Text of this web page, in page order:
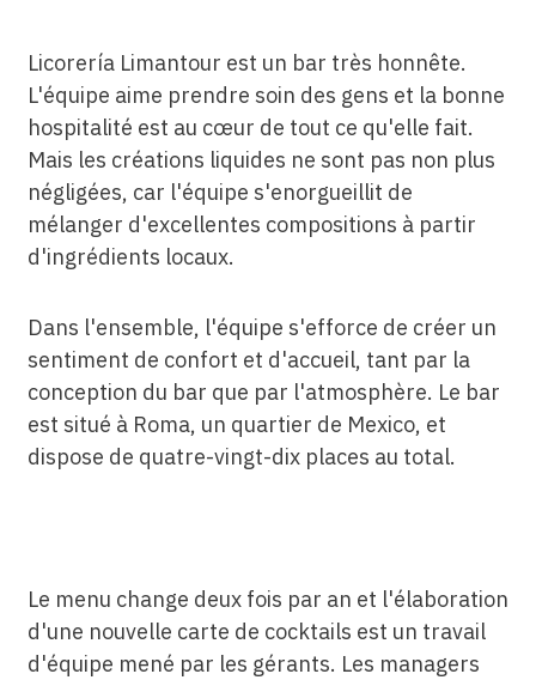
Licorería Limantour est un bar très honnête.
L'équipe aime prendre soin des gens et la bonne
hospitalité est au cœur de tout ce qu'elle fait.
Mais les créations liquides ne sont pas non plus
négligées, car l'équipe s'enorgueillit de
mélanger d'excellentes compositions à partir
d'ingrédients locaux.
Dans l'ensemble, l'équipe s'efforce de créer un
sentiment de confort et d'accueil, tant par la
conception du bar que par l'atmosphère. Le bar
est situé à Roma, un quartier de Mexico, et
dispose de quatre-vingt-dix places au total.
Le menu change deux fois par an et l'élaboration
d'une nouvelle carte de cocktails est un travail
d'équipe mené par les gérants. Les managers